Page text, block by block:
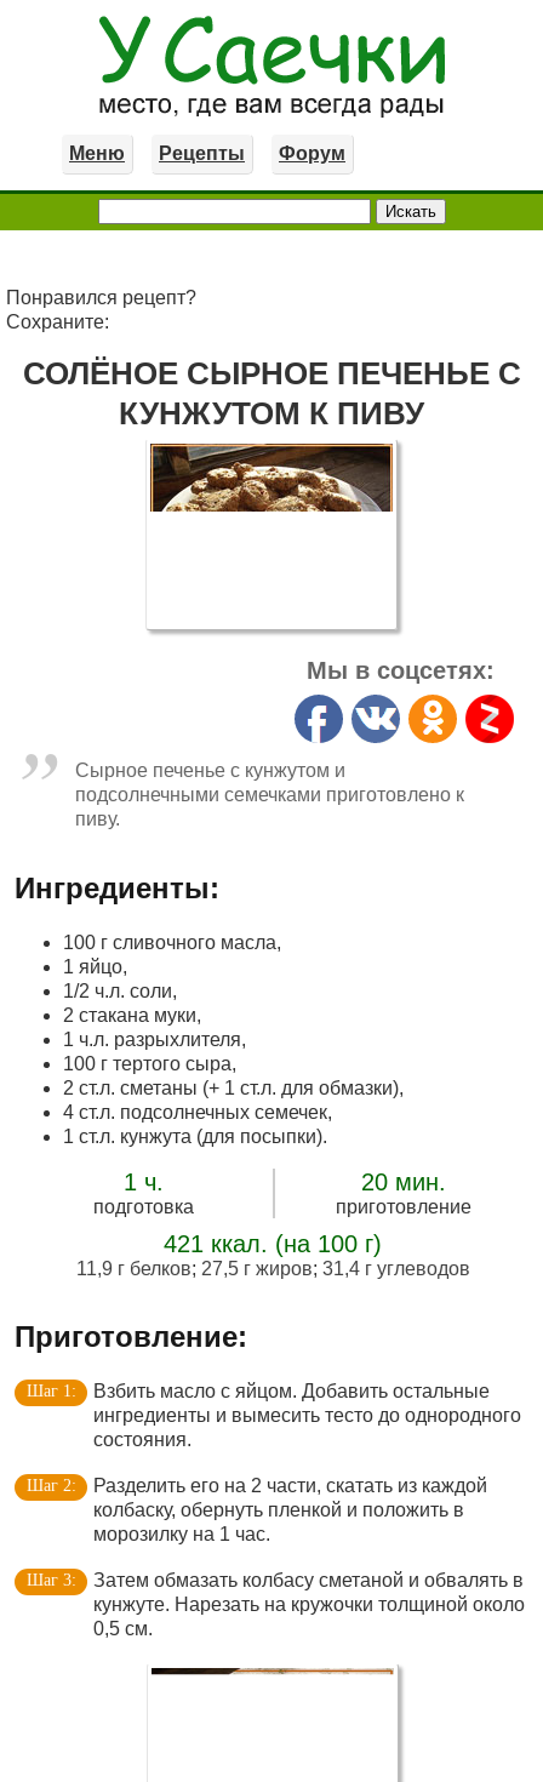
Меню Рецепты Форум
Понравился рецепт?
Сохраните:
СОЛЁНОЕ СЫРНОЕ ПЕЧЕНЬЕ С
КУНЖУТОМ К ПИВУ
Мы в соцсетях:
Сырное печенье с кунжутом и
подсолнечными семечками приготовлено к
пиву.
Ингредиенты:
100 г сливочного масла,
1 яйцо,
1/2 ч.л. соли,
2 стакана муки,
1 ч.л. разрыхлителя,
100 г тертого сыра,
2 ст.л. сметаны (+ 1 ст.л. для обмазки),
4 ст.л. подсолнечных семечек,
1 ст.л. кунжута (для посыпки).
1 ч.
подготовка
20 мин.
приготовление
421 ккал. (на 100 г)
11,9 г белков; 27,5 г жиров; 31,4 г углеводов
Приготовление:
Взбить масло с яйцом. Добавить остальные
ингредиенты и вымесить тесто до однородного
состояния.
Разделить его на 2 части, скатать из каждой
колбаску, обернуть пленкой и положить в
морозилку на 1 час.
Затем обмазать колбасу сметаной и обвалять в
кунжуте. Нарезать на кружочки толщиной около
0,5 см.